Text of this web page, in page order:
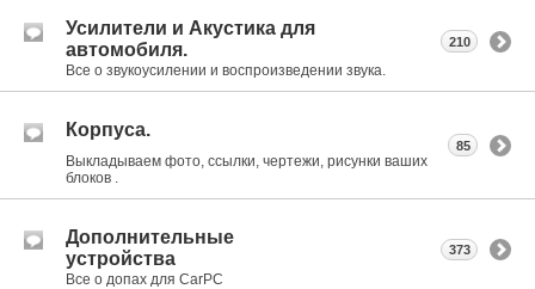
Усилители и Акустика для
автомобиля.
Все о звукоусилении и воспроизведении звука.
210
Корпуса.
Выкладываем фото, ссылки, чертежи, рисунки ваших
блоков .
85
Дополнительные
устройства
Все о допах для CarPC
373